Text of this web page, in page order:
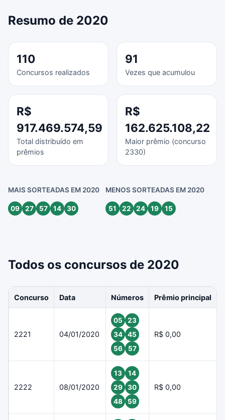
Resumo de 2020
110
Concursos realizados
91
Vezes que acumulou
R$
917.469.574,59
Total distribuído em
prêmios
R$
162.625.108,22
Maior prêmio (concurso
2330)
MAIS SORTEADAS EM 2020
09 27 57 14 30
MENOS SORTEADAS EM 2020
51 22 24 19 15
Todos os concursos de 2020
Concurso Data Números Prêmio principal
2221 04/01/2020
05
23
34
45
56
57
R$ 0,00
2222 08/01/2020
13
14
29
30
48
59
R$ 0,00